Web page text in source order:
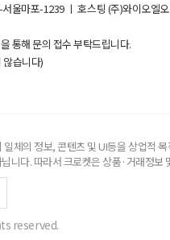
울마포-1239 ㅣ 호스팅 (주)와이오엘오
통해 문의 접수 부탁드립니다.
않습니다)
체의 정보, 콘텐츠 및 UI등을 상업적
니다. 따라서 크로켓은 상품·거래정보
reserved.